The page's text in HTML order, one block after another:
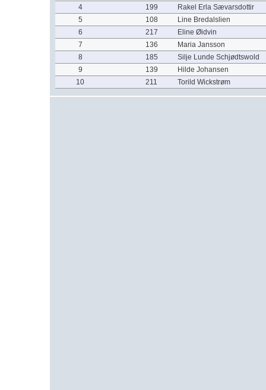
4
199
Rakel Erla Sævarsdottir
5
108
Line Bredalslien
6
217
Eline Øidvin
7
136
Maria Jansson
8
185
Silje Lunde Schjødtswold
9
139
Hilde Johansen
10
211 Torild Wickstrøm